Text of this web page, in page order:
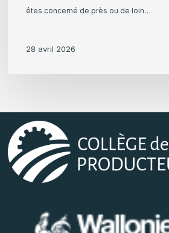
êtes concerné de près ou de loin…
28 avril 2026